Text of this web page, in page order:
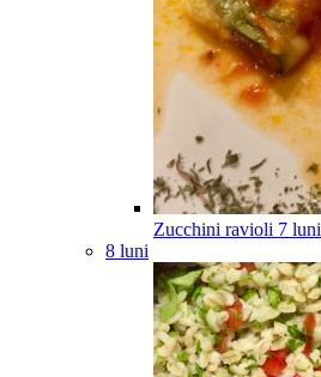
Zucchini ravioli 7 luni
8 luni